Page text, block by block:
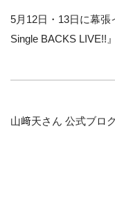
5月12日・13日に幕
Single BACKS LIVE!!
山﨑天さん 公式ブロ